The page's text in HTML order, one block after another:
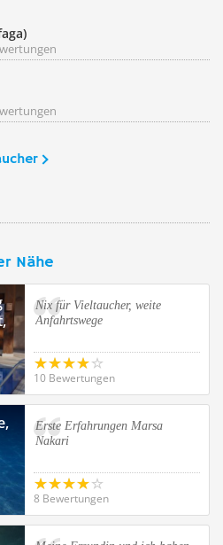
Nähe
Nix für Vieltaucher, weite
Anfahrtswege
10 Bewertungen
Erste Erfahrungen Marsa
Nakari
8 Bewertungen